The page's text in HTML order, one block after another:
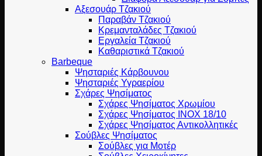
Αξεσουάρ Τζακιού
Παραβάν Τζακιού
Κρεμανταλάδες Τζακιού
Εργαλεία Τζακιού
Καθαριστικά Τζακιού
Barbeque
Ψησταριές Κάρβουνου
Ψησταριές Υγραερίου
Σχάρες Ψησίματος
Σχάρες Ψησίματος Χρωμίου
Σχάρες Ψησίματος INOX 18/10
Σχάρες Ψησίματος Αντικολλητικές
Σούβλες Ψησίματος
Σούβλες για Μοτέρ